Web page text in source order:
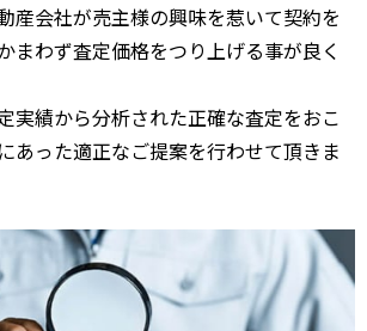
産会社が売主様の興味を惹いて契約を
まわず査定価格をつり上げる事が良く
実績から分析された正確な査定をおこ
あった適正なご提案を行わせて頂きま